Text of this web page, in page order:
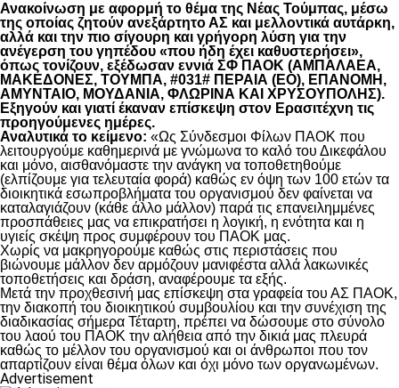
Ανακοίνωση με αφορμή το θέμα της Νέας Τούμπας, μέσω
της οποίας ζητούν ανεξάρτητο ΑΣ και μελλοντικά αυτάρκη,
αλλά και την πιο σίγουρη και γρήγορη λύση για την
ανέγερση του γηπέδου «που ήδη έχει καθυστερήσει»,
όπως τονίζουν, εξέδωσαν εννιά ΣΦ ΠΑΟΚ (ΑΜΠΑΛΑΕΑ,
ΜΑΚΕΔΟΝΕΣ, ΤΟΥΜΠΑ, #031# ΠΕΡΑΙΑ (ΕΟ), ΕΠΑΝΟΜΗ,
ΑΜΥΝΤΑΙΟ, ΜΟΥΔΑΝΙΑ, ΦΛΩΡΙΝΑ ΚΑΙ ΧΡΥΣΟΥΠΟΛΗΣ).
Εξηγούν και γιατί έκαναν επίσκεψη στον Ερασιτέχνη τις
προηγούμενες ημέρες.
Αναλυτικά το κείμενο: «Ως Σύνδεσμοι Φίλων ΠΑΟΚ που
λειτουργούμε καθημερινά με γνώμωνα το καλό του Δικεφάλου
και μόνο, αισθανόμαστε την ανάγκη να τοποθετηθούμε
(ελπίζουμε για τελευταία φορά) καθώς εν όψη των 100 ετών τα
διοικητικά εσωπροβλήματα του οργανισμού δεν φαίνεται να
καταλαγιάζουν (κάθε άλλο μάλλον) παρά τις επανειλημμένες
προσπάθειες μας να επικρατήσει η λογική, η ενότητα και η
υγιείς σκέψη προς συμφέρουν του ΠΑΟΚ μας.
Χωρίς να μακρηγορούμε καθώς στις περιστάσεις που
βιώνουμε μάλλον δεν αρμόζουν μανιφέστα αλλά λακωνικές
τοποθετήσεις και δράση, αναφέρουμε τα εξής.
Μετά την προχθεσινή μας επίσκεψη στα γραφεία του ΑΣ ΠΑΟΚ,
την διακοπή του διοικητικού συμβουλίου και την συνέχιση της
διαδικασίας σήμερα Τέταρτη, πρέπει να δώσουμε στο σύνολο
του λαού του ΠΑΟΚ την αλήθεια από την δικιά μας πλευρά
καθώς το μέλλον του οργανισμού και οι άνθρωποι που τον
απαρτίζουν είναι θέμα όλων και όχι μόνο των οργανωμένων.
Advertisement